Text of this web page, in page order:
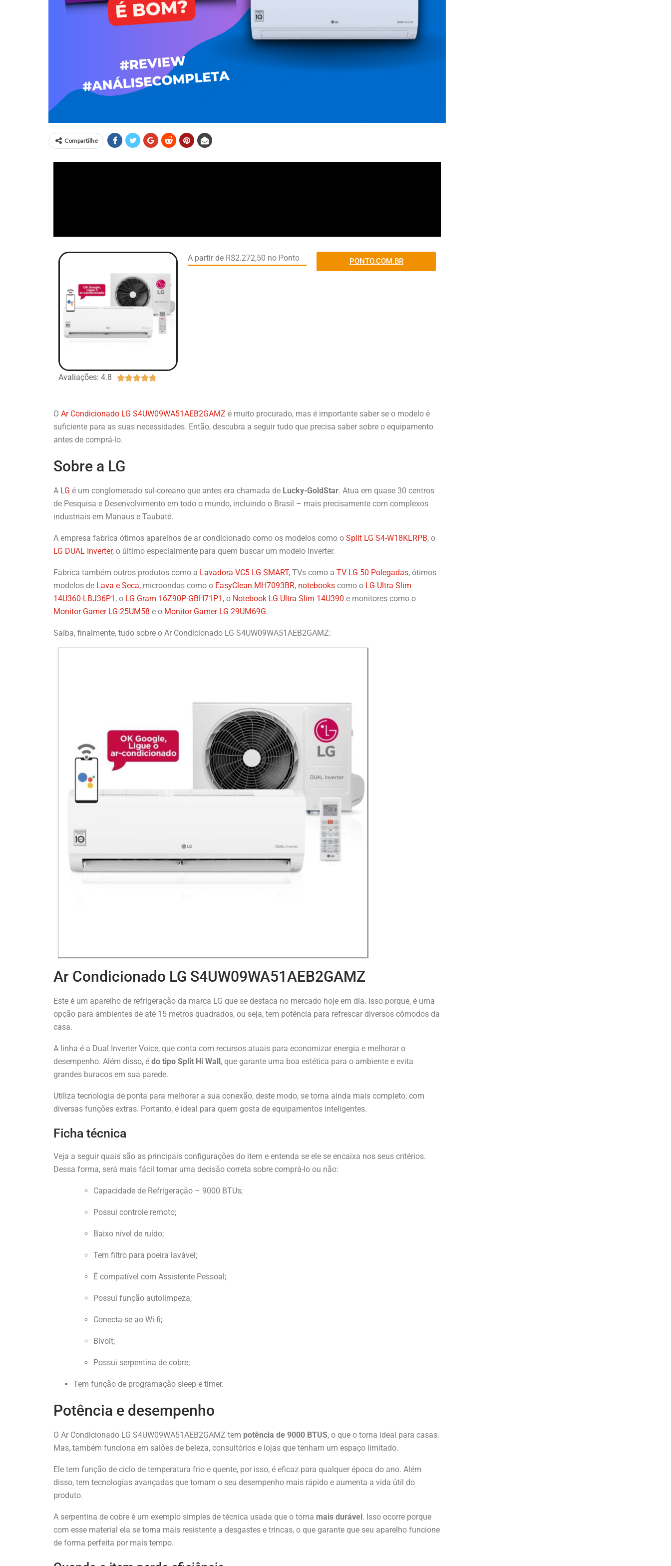
Compartilhe
Avaliações: 4.8 
A partir de R$2.272,50 no Ponto PONTO.COM.BR
O Ar Condicionado LG S4UW09WA51AEB2GAMZ é muito procurado, mas é importante saber se o modelo é
suficiente para as suas necessidades. Então, descubra a seguir tudo que precisa saber sobre o equipamento
antes de comprá-lo.
Sobre a LG
A LG é um conglomerado sul-coreano que antes era chamada de Lucky-GoldStar. Atua em quase 30 centros
de Pesquisa e Desenvolvimento em todo o mundo, incluindo o Brasil – mais precisamente com complexos
industriais em Manaus e Taubaté.
A empresa fabrica ótimos aparelhos de ar condicionado como os modelos como o Split LG S4-W18KLRPB, o
LG DUAL Inverter, o último especialmente para quem buscar um modelo Inverter.
Fabrica também outros produtos como a Lavadora VC5 LG SMART, TVs como a TV LG 50 Polegadas, ótimos
modelos de Lava e Seca, microondas como o EasyClean MH7093BR, notebooks como o LG Ultra Slim
14U360-LBJ36P1 , o LG Gram 16Z90P-GBH71P1 , o Notebook LG Ultra Slim 14U390 e monitores como o
Monitor Gamer LG 25UM58 e o Monitor Gamer LG 29UM69G.
Saiba, finalmente, tudo sobre o Ar Condicionado LG S4UW09WA51AEB2GAMZ:
Ar Condicionado LG S4UW09WA51AEB2GAMZ
Este é um aparelho de refrigeração da marca LG que se destaca no mercado hoje em dia. Isso porque, é uma
opção para ambientes de até 15 metros quadrados, ou seja, tem potência para refrescar diversos cômodos da
casa.
A linha é a Dual Inverter Voice, que conta com recursos atuais para economizar energia e melhorar o
desempenho. Além disso, é do tipo Split Hi Wall, que garante uma boa estética para o ambiente e evita
grandes buracos em sua parede.
Utiliza tecnologia de ponta para melhorar a sua conexão, deste modo, se torna ainda mais completo, com
diversas funções extras. Portanto, é ideal para quem gosta de equipamentos inteligentes.
Ficha técnica
Veja a seguir quais são as principais configurações do item e entenda se ele se encaixa nos seus critérios.
Dessa forma, será mais fácil tomar uma decisão correta sobre comprá-lo ou não:
Capacidade de Refrigeração – 9000 BTUs;
Possui controle remoto;
Baixo nível de ruído;
Tem filtro para poeira lavável;
É compatível com Assistente Pessoal;
Possui função autolimpeza;
Conecta-se ao Wi-fi;
Bivolt;
Possui serpentina de cobre;
Tem função de programação sleep e timer.
Potência e desempenho
O Ar Condicionado LG S4UW09WA51AEB2GAMZ tem potência de 9000 BTUS, o que o torna ideal para casas.
Mas, também funciona em salões de beleza, consultórios e lojas que tenham um espaço limitado.
Ele tem função de ciclo de temperatura frio e quente, por isso, é eficaz para qualquer época do ano. Além
disso, tem tecnologias avançadas que tornam o seu desempenho mais rápido e aumenta a vida útil do
produto.
A serpentina de cobre é um exemplo simples de técnica usada que o torna mais durável. Isso ocorre porque
com esse material ela se torna mais resistente a desgastes e trincas, o que garante que seu aparelho funcione
de forma perfeita por mais tempo.